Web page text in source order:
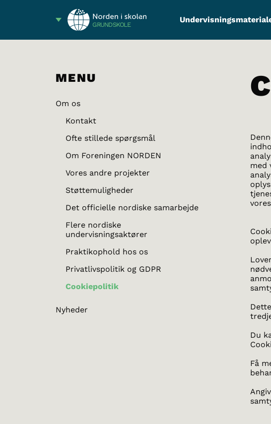
GRUNDSKOLE
MENU
Om os
Kontakt
Ofte stillede spørgsmål
Om Foreningen NORDEN
Vores andre projekter
Støttemuligheder
Det officielle nordiske samarbejde
Flere nordiske
undervisningsaktører
Praktikophold hos os
Privatlivspolitik og GDPR
Cookiepolitik
Nyheder
med
Du
Få